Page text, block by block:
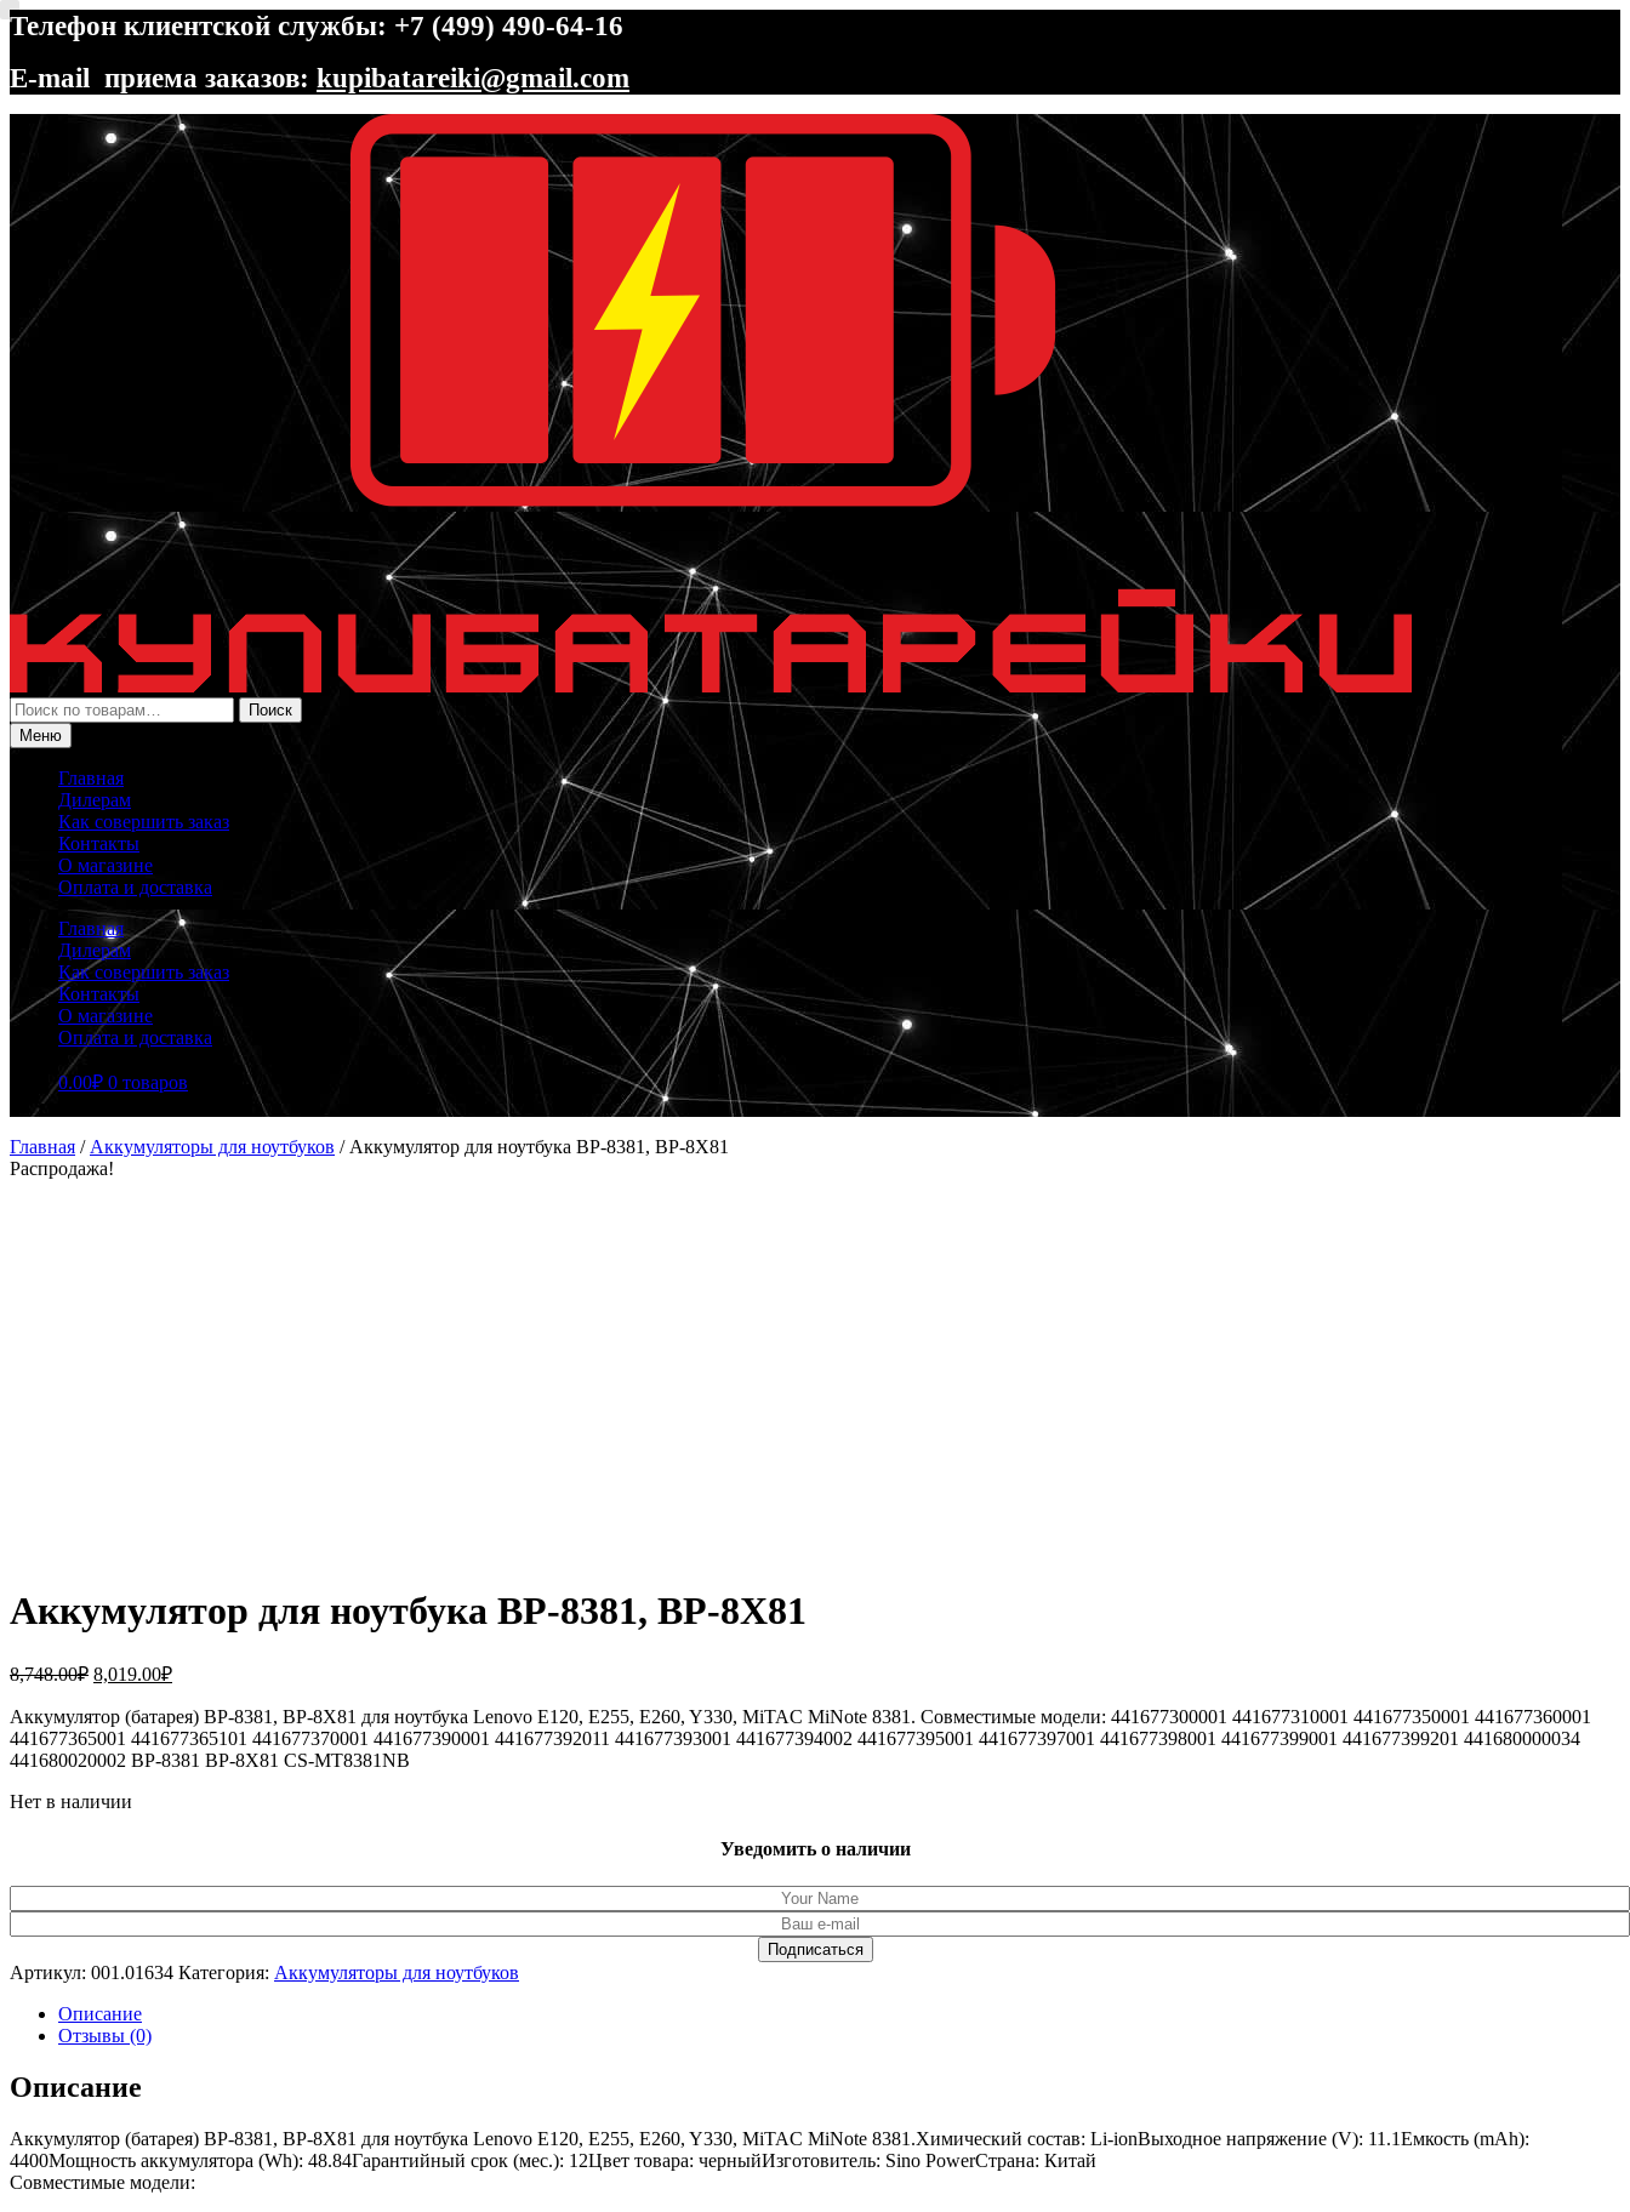
Телефон клиентской службы: +7 (499) 490-64-16
E-mail приема заказов: kupibatareiki@gmail.com
Перейти
навигации
Перейти
содержимому
Искать:
Поиск
Меню
Главная
Дилерам
Как совершить заказ
Контакты
О магазине
Оплата и доставка
Главная
Дилерам
Как совершить заказ
Контакты
О магазине
Оплата и доставка
0.00₽ 0 товаров
Главная / Аккумуляторы для ноутбуков / Аккумулятор для ноутбука BP-8381, BP-8X81
Распродажа!
Аккумулятор для ноутбука BP-8381, BP-8X81
8,748.00₽ Первоначальная
составляла
8,748.00₽.
8,019.00₽Текущая
8,019.00₽.
Аккумулятор (батарея) BP-8381, BP-8X81 для ноутбука Lenovo E120, E255, E260, Y330, MiTAC MiNote 8381. Совместимые модели: 441677300001 441677310001 441677350001 441677360001
441677365001 441677365101 441677370001 441677390001 441677392011 441677393001 441677394002 441677395001 441677397001 441677398001 441677399001 441677399201 441680000034
441680020002 BP-8381 BP-8X81 CS-MT8381NB
Нет в наличии
Уведомить о наличии
Артикул: 001.01634 Категория: Аккумуляторы для ноутбуков
Описание
Отзывы (0)
Описание
Аккумулятор (батарея) BP-8381, BP-8X81 для ноутбука Lenovo E120, E255, E260, Y330, MiTAC MiNote 8381.Химический состав: Li-ionВыходное напряжение (V): 11.1Емкость (mAh):
4400Мощность аккумулятора (Wh): 48.84Гарантийный срок (мес.): 12Цвет товара: черныйИзготовитель: Sino PowerСтрана: Китай
Совместимые модели: